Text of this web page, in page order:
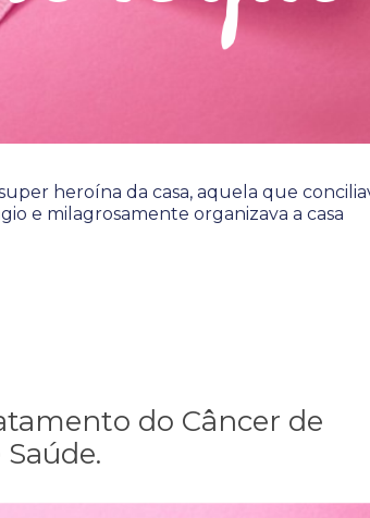
heroína da casa, aquela que
e milagrosamente organizava a casa
do Câncer de